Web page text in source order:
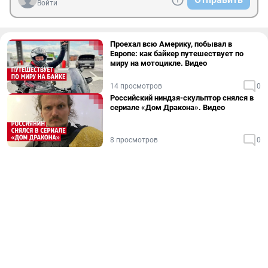
Войти
Проехал всю Америку, побывал в
Европе: как байкер путешествует по
миру на мотоцикле. Видео
14 просмотров 0
Российский ниндзя-скульптор снялся в
сериале «Дом Дракона». Видео
8 просмотров 0